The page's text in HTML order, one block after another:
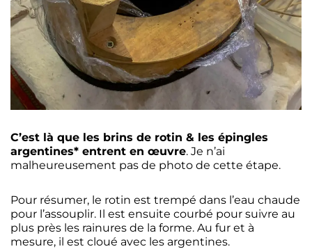
C’est là que les brins de rotin & les épingles
argentines* entrent en œuvre. Je n’ai
malheureusement pas de photo de cette étape.
Pour résumer, le rotin est trempé dans l’eau chaude
pour l’assouplir. Il est ensuite courbé pour suivre au
plus près les rainures de la forme. Au fur et à
mesure, il est cloué avec les argentines.